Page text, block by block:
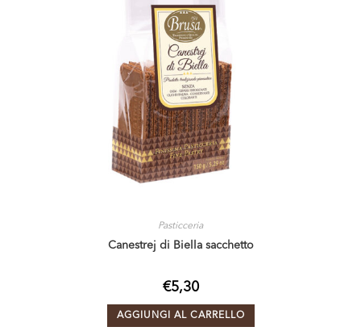
Pasticceria
Canestrej di Biella sacchetto
€5,30
AGGIUNGI AL CARRELLO